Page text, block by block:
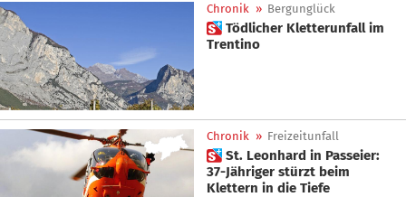
Chronik » Bergunglück
 Tödlicher Kletterunfall im
Trentino
Chronik » Freizeitunfall
 St. Leonhard in Passeier:
37-Jähriger stürzt beim
Klettern in die Tiefe